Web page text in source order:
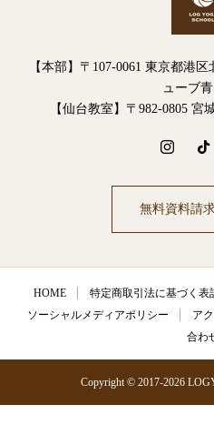
【本部】〒107-0061 東京都港
ューブ
【仙台教室】〒982-0805 宮
無料資料請
HOME 特定商取引法に基づく表
ソーシャルメディアポリシー
ア
合わ
Copyright © 2017-2026